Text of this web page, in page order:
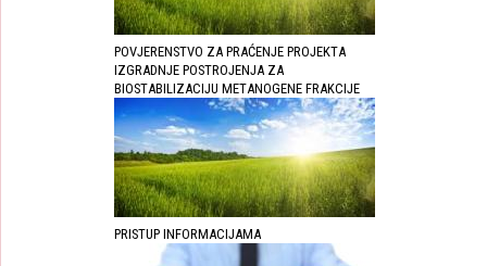
POVJERENSTVO ZA PRAĆENJE PROJEKTA
IZGRADNJE POSTROJENJA ZA
BIOSTABILIZACIJU METANOGENE FRAKCIJE
PRISTUP INFORMACIJAMA